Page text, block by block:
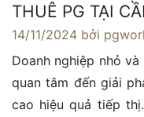
THUÊ PG TẠI
14/11/2024 bởi
Doanh nghiệp nhỏ
quan tâm đến giải
cao hiệu quả tiếp